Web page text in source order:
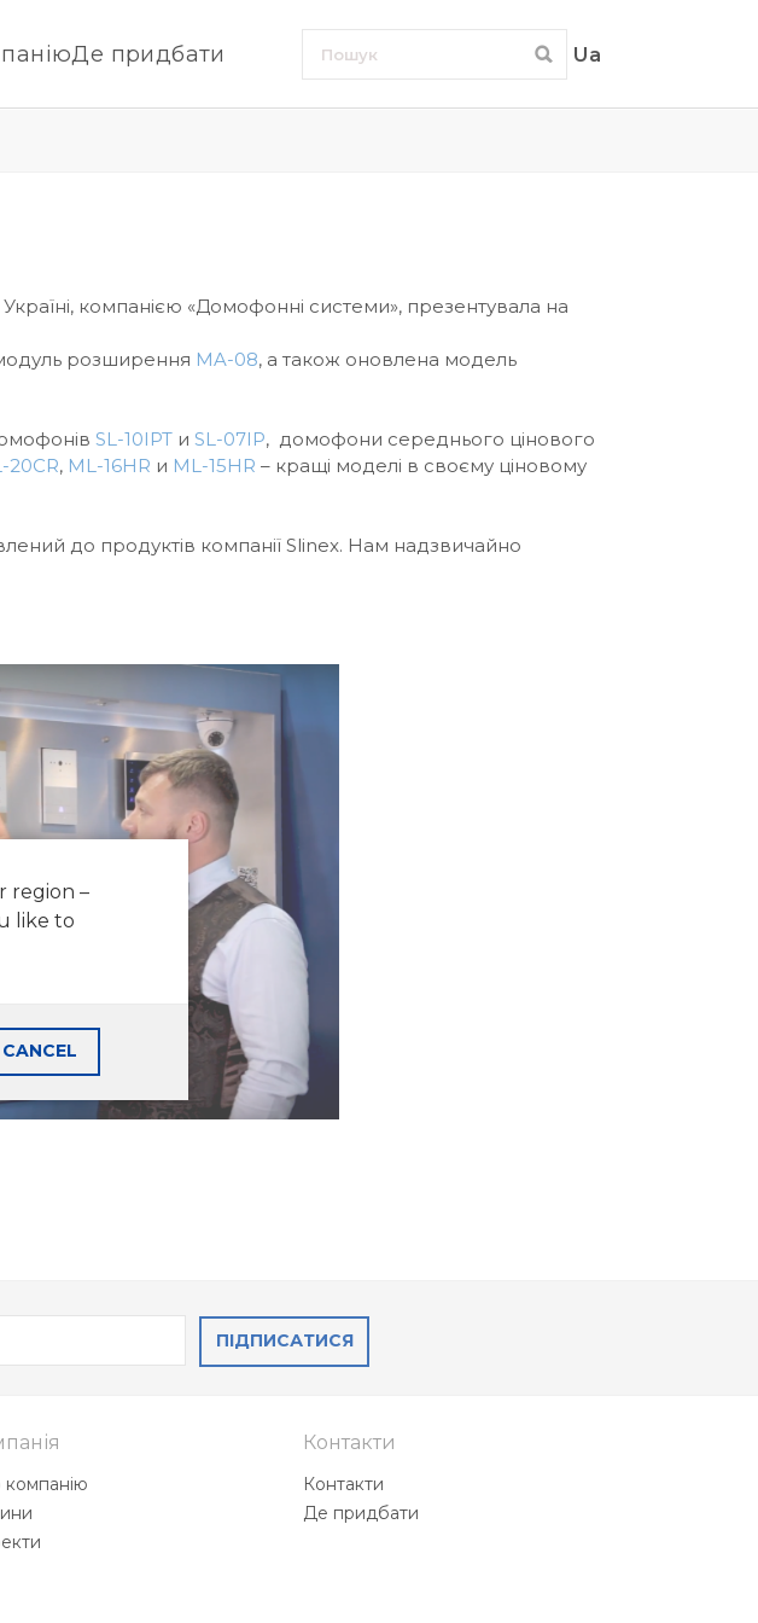
Де придбати Ua
компанією «Домофонні системи», презентувала на
розширення MA-08, а також оновлена модель
SL-10IPTи SL-07IP, домофони середнього цінового
20CR, ML-16HR и ML-15HR – кращі моделі в своєму ціновому
до продуктів компанії Slinex. Нам надзвичайно
region –
like to
CANCEL
ПІДПИСАТИСЯ
Контакти
Контакти
Де придбати